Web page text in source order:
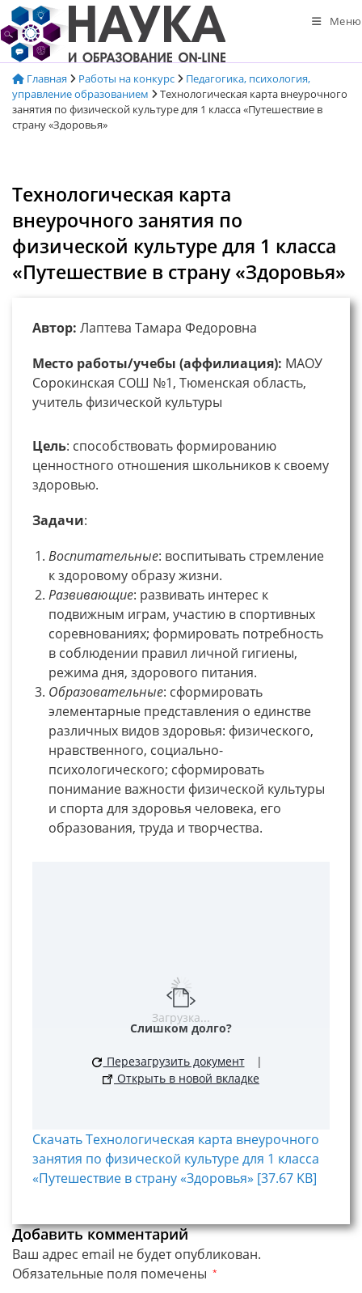
Перейти
к
содержимому
Меню
Главная Работы на конкурс
Педагогика, психология,
управление образованием
Технологическая карта внеурочного
занятия по физической культуре для 1 класса «Путешествие в
страну «Здоровья»
Технологическая карта
внеурочного занятия по
физической культуре для 1 класса
«Путешествие в страну «Здоровья»
Автор: Лаптева Тамара Федоровна
Место работы/учебы (аффилиация): МАОУ
Сорокинская СОШ №1, Тюменская область,
учитель физической культуры
Цель: способствовать формированию
ценностного отношения школьников к своему
здоровью.
Задачи:
Воспитательные: воспитывать стремление
к здоровому образу жизни.
Развивающие: развивать интерес к
подвижным играм, участию в спортивных
соревнованиях; формировать потребность
в соблюдении правил личной гигиены,
режима дня, здорового питания.
Образовательные: сформировать
элементарные представления о единстве
различных видов здоровья: физического,
нравственного, социально-
психологического; сформировать
понимание важности физической культуры
и спорта для здоровья человека, его
образования, труда и творчества.
Загрузка...
Слишком долго?
Перезагрузить документ
|
Открыть в новой вкладке
Скачать Технологическая карта внеурочного
занятия по физической культуре для 1 класса
«Путешествие в страну «Здоровья» [37.67 KB]
Добавить комментарий
Ваш адрес email не будет опубликован.
Обязательные поля помечены *